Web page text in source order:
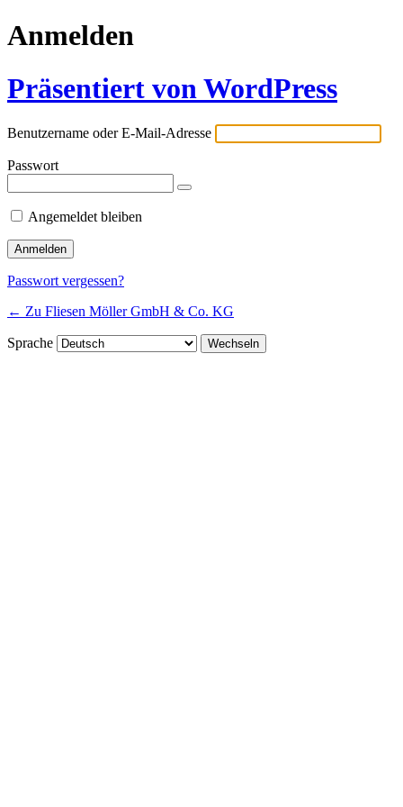
Anmelden
Präsentiert von WordPress
Benutzername oder E-Mail-Adresse
Passwort
Angemeldet bleiben
Passwort vergessen?
← Zu Fliesen Möller GmbH & Co. KG
Sprache